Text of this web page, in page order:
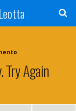
Try Again